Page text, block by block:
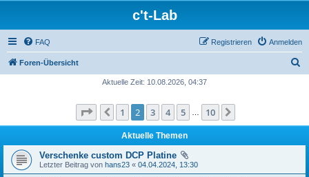
c't-Lab
FAQ Anmelden
Registrieren
Foren-Übersicht
e
Aktuelle Zeit: 10.08.2026, 04:37
Seite von
Vorherige
1 2 3 4 5 10
Aktuelle Themen
Verschenke custom DCP Platine
Letzter Beitrag von hans23 « 04.04.2024, 13:30